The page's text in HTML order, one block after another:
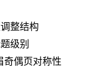
整结构
级别
奇偶页对称性